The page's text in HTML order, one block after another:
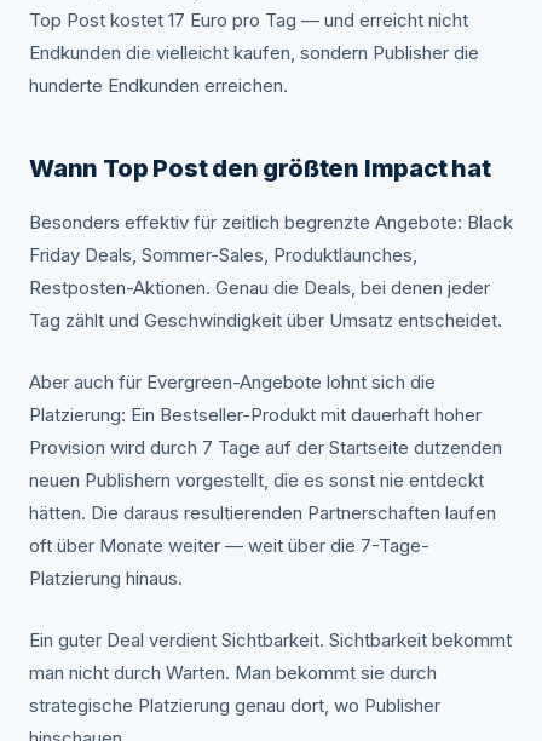
Top Post kostet 17 Euro pro Tag — und erreicht nicht
Endkunden die vielleicht kaufen, sondern Publisher die
hunderte Endkunden erreichen.
Wann Top Post den größten Impact hat
Besonders effektiv für zeitlich begrenzte Angebote: Black
Friday Deals, Sommer-Sales, Produktlaunches,
Restposten-Aktionen. Genau die Deals, bei denen jeder
Tag zählt und Geschwindigkeit über Umsatz entscheidet.
Aber auch für Evergreen-Angebote lohnt sich die
Platzierung: Ein Bestseller-Produkt mit dauerhaft hoher
Provision wird durch 7 Tage auf der Startseite dutzenden
neuen Publishern vorgestellt, die es sonst nie entdeckt
hätten. Die daraus resultierenden Partnerschaften laufen
oft über Monate weiter — weit über die 7-Tage-
Platzierung hinaus.
Ein guter Deal verdient Sichtbarkeit. Sichtbarkeit bekommt
man nicht durch Warten. Man bekommt sie durch
strategische Platzierung genau dort, wo Publisher